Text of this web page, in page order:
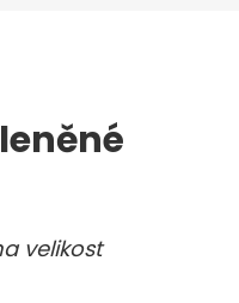
velikost